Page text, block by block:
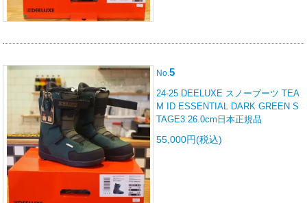
No.5
24-25 DEELUXE スノーブーツ TEA
M ID ESSENTIAL DARK GREEN S
TAGE3 26.0cm日本正規品
55,000円(税込)